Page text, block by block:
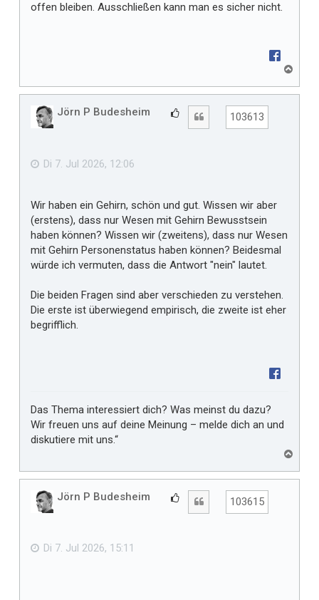
offen bleiben. Ausschließen kann man es sicher nicht.
c
Jörn P Budesheim
t
m
i
r
103613
Di 7. Jul 2026, 12:06
Wir haben ein Gehirn, schön und gut. Wissen wir aber
(erstens), dass nur Wesen mit Gehirn Bewusstsein
haben können? Wissen wir (zweitens), dass nur Wesen
mit Gehirn Personenstatus haben können? Beidesmal
würde ich vermuten, dass die Antwort "nein" lautet.
Die beiden Fragen sind aber verschieden zu verstehen.
Die erste ist überwiegend empirisch, die zweite ist eher
begrifflich.
Das Thema interessiert dich? Was meinst du dazu?
Wir freuen uns auf deine Meinung – melde dich an und
diskutiere mit uns.“
c
Jörn P Budesheim 103615
Di 7. Jul 2026, 15:11